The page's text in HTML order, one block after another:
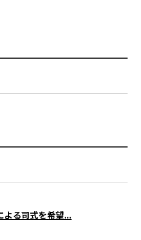
よる司式を希望...